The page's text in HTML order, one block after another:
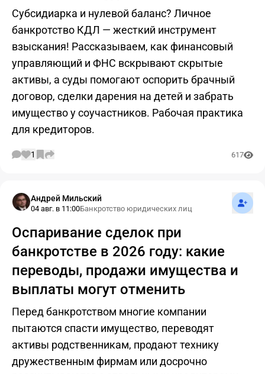
Субсидиарка и нулевой баланс? Личное
банкротство КДЛ — жесткий инструмент
взыскания! Рассказываем, как финансовый
управляющий и ФНС вскрывают скрытые
активы, а суды помогают оспорить брачный
договор, сделки дарения на детей и забрать
имущество у соучастников. Рабочая практика
для кредиторов.
1 617
Андрей Мильский
04 авг. в 11:00Банкротство юридических лиц
Оспаривание сделок при
банкротстве в 2026 году: какие
переводы, продажи имущества и
выплаты могут отменить
Перед банкротством многие компании
пытаются спасти имущество, переводят
активы родственникам, продают технику
дружественным фирмам или досрочно